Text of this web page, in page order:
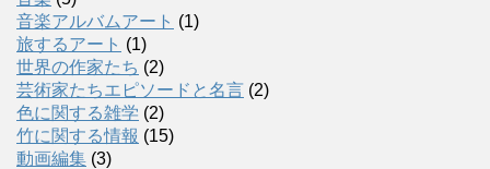
音楽アルバムアート (1)
旅するアート (1)
世界の作家たち (2)
芸術家たちエピソードと名言 (2)
色に関する雑学 (2)
竹に関する情報 (15)
動画編集 (3)